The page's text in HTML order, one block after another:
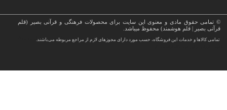
© تمامی حقوق مادی و معنوی این سایت برای محصولات فرهنگی و قرآنی بصیر (قلم
قرآنی بصیر | قلم هوشمند) محفوظ میباشد.
تمامی كالاها و خدمات این فروشگاه، حسب مورد دارای مجوزهای لازم از مراجع مربوطه می‌باشند.
، انواع قلم قرآنی ، انواع کتاب نفیس و قرآن نفیس , قرآن عروس , کتب نفیس و معطر , کتاب چرمی و سایر محصولات